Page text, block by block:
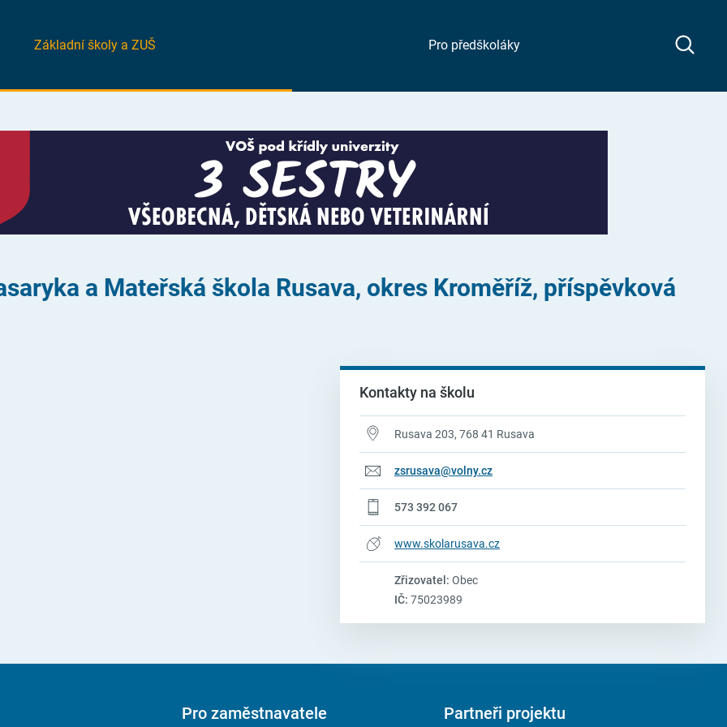
Základní školy a ZUŠ Pro předškoláky
a Mateřská škola Rusava, okres Kroměříž, příspěvková
Kontakty na školu
Rusava 203, 768 41 Rusava
zsrusava@volny.cz
573 392 067
www.skolarusava.cz
Zřizovatel: Obec
IČ: 75023989
Pro zaměstnavatele Partneři projektu